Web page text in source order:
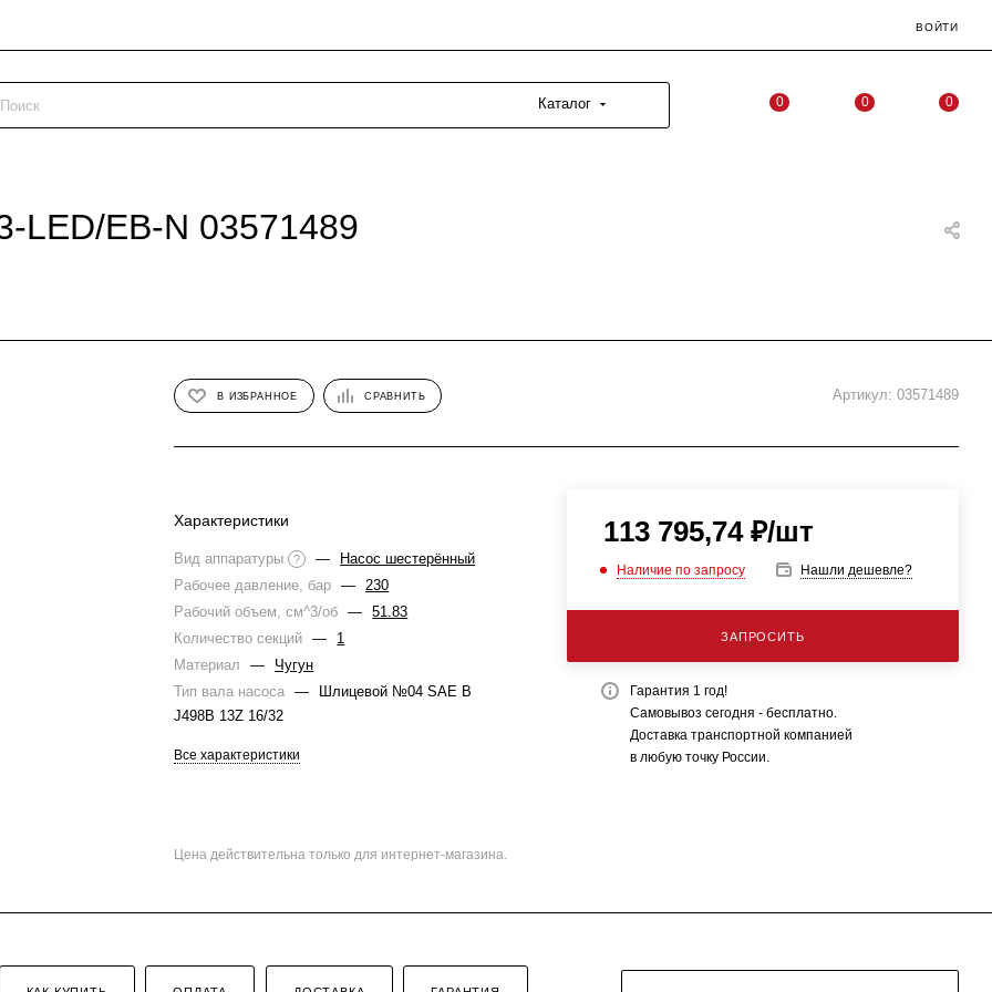
ВОЙТИ
Каталог 0 0 0
LED/EB-N 03571489
В ИЗБРАННОЕ СРАВНИТЬ Артикул: 03571489
Характеристики
Вид аппаратуры ? —
Насос шестерённый
Рабочее давление, бар
—
230
Рабочий объем, см^3/об
—
51.83
Количество секций
—
1
Материал
—
Чугун
Тип вала насоса
—
Шлицевой №04 SAE B
J498B 13Z 16/32
Все характеристики
113 795,74₽/шт
Наличие по запросу Нашли дешевле?
ЗАПРОСИТЬ
Гарантия 1 год!
Самовывоз сегодня - бесплатно.
Доставка транспортной компанией
в любую точку России.
Цена действительна только для интернет-магазина.